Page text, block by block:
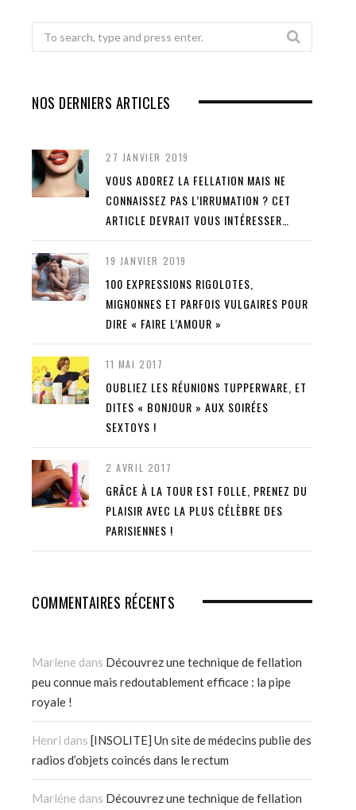
Search
for:
NOS DERNIERS ARTICLES
27 JANVIER 2019
VOUS ADOREZ LA FELLATION MAIS NE
CONNAISSEZ PAS L’IRRUMATION ? CET
ARTICLE DEVRAIT VOUS INTÉRESSER…
19 JANVIER 2019
100 EXPRESSIONS RIGOLOTES,
MIGNONNES ET PARFOIS VULGAIRES POUR
DIRE « FAIRE L’AMOUR »
11 MAI 2017
OUBLIEZ LES RÉUNIONS TUPPERWARE, ET
DITES « BONJOUR » AUX SOIRÉES
SEXTOYS !
2 AVRIL 2017
GRÂCE À LA TOUR EST FOLLE, PRENEZ DU
PLAISIR AVEC LA PLUS CÉLÈBRE DES
PARISIENNES !
COMMENTAIRES RÉCENTS
Marlene dans Découvrez une technique de fellation
peu connue mais redoutablement efficace : la pipe
royale !
Henri dans [INSOLITE] Un site de médecins publie des
radios d’objets coincés dans le rectum
Marléne dans Découvrez une technique de fellation